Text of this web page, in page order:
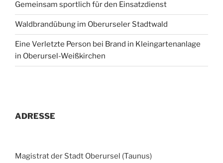
Gemeinsam sportlich für den Einsatzdienst
Waldbrandübung im Oberurseler Stadtwald
Eine Verletzte Person bei Brand in Kleingartenanlage
in Oberursel-Weißkirchen
ADRESSE
Magistrat der Stadt Oberursel (Taunus)